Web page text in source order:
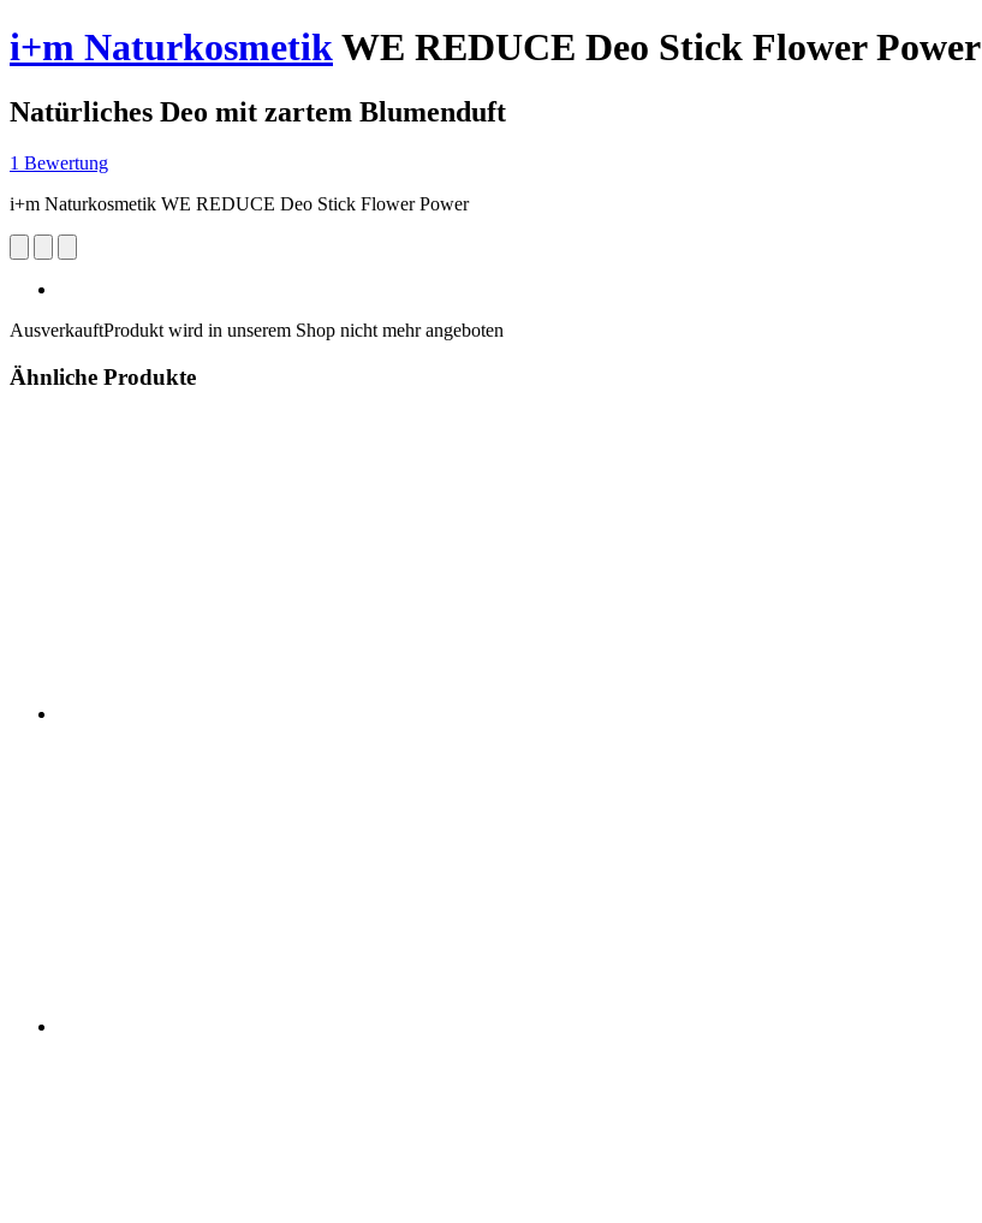
i+m NaturkosmetikWE REDUCE Deo Stick Flower Power
Natürliches Deo mit zartem Blumenduft
1 Bewertung
i+m Naturkosmetik WE REDUCE Deo Stick Flower Power
AusverkauftProdukt wird in unserem Shop nicht mehr angeboten
Ähnliche Produkte